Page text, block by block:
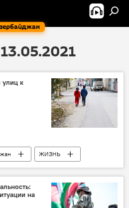
улиц к
ЖИЗНЬ
адаптация
на